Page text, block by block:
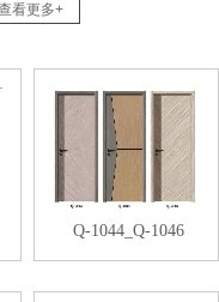
看更多+
Q-1044_Q-1046